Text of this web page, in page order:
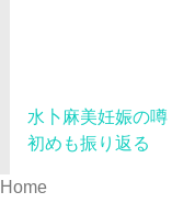
水卜麻美妊娠の
初めも振り返る
Home